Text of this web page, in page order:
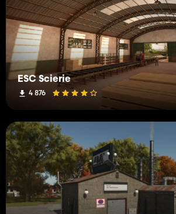
ESC Scierie
4 876